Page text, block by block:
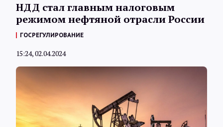
Статьи
Обзоры
НДД стал главным налоговым
режимом нефтяной отрасли России
ГОСРЕГУЛИРОВАНИЕ
15:24, 02.04.2024